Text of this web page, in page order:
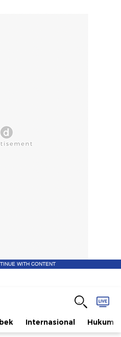
WITH CONTENT
Internasional Hukum